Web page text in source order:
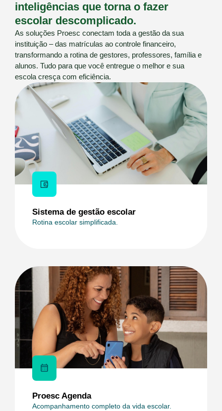
inteligências que torna o fazer
escolar descomplicado.
As soluções Proesc conectam toda a gestão da sua
instituição – das matrículas ao controle financeiro,
transformando a rotina de gestores, professores, família e
alunos. Tudo para que você entregue o melhor e sua
escola cresça com eficiência.
Sistema de gestão escolar
Rotina escolar simplificada.
Proesc Agenda
Acompanhamento completo da vida escolar.